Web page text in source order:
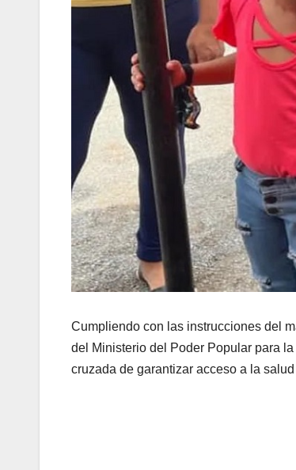
Cumpliendo con las instrucciones del
del Ministerio del Poder Popular para
cruzada de garantizar acceso a la